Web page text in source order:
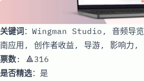
关键词：Wingman Studio, 音频导
南应用, 创作者收益, 导游, 影响力,
票数: 🔺316
是否精选：是